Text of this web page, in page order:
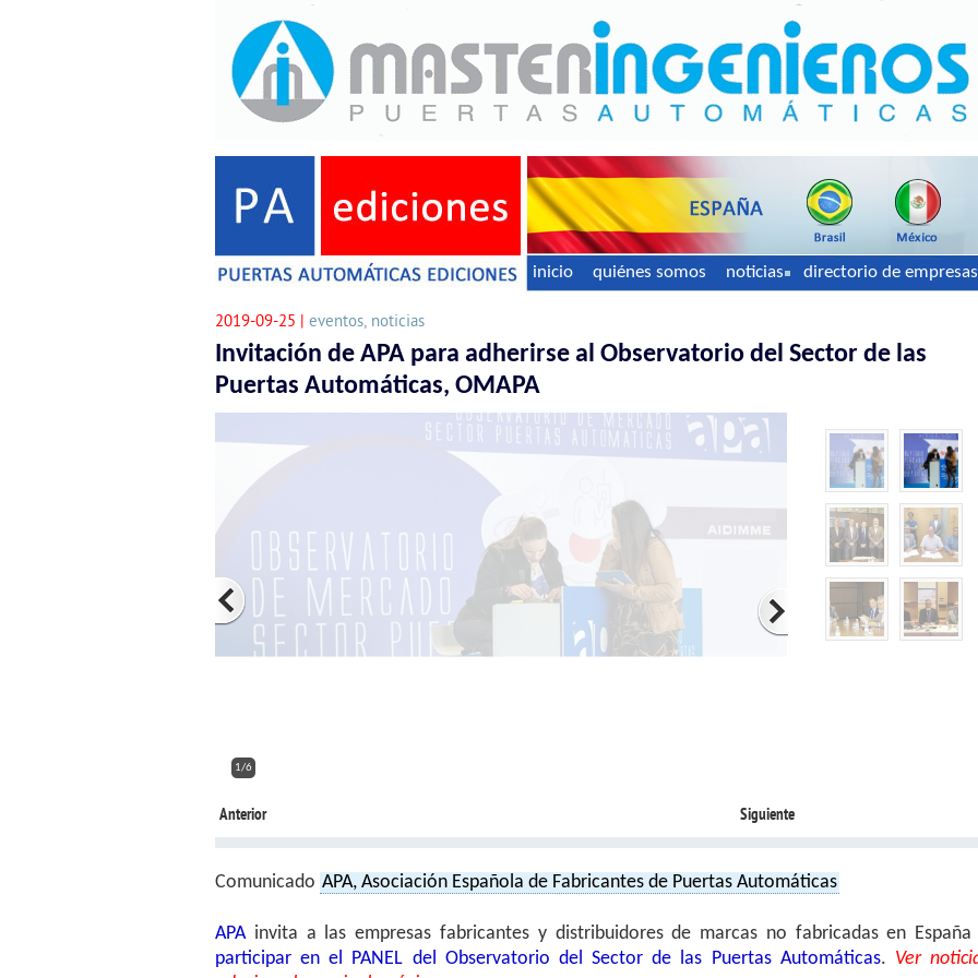
inicio quiénes somos noticias directorio de empresas
2019-09-25 | eventos, noticias
Invitación de APA para adherirse al Observatorio del Sector de las
Puertas Automáticas, OMAPA
2/6
Anterior Siguiente
Comunicado APA, Asociación Española de Fabricantes de Puertas Automáticas
APAinvita a las empresas fabricantes y distribuidores de marcas no fabricadas en España
participar en el PANEL del Observatorio del Sector de las Puertas Automáticas. Ver